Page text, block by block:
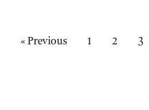
« Previous 1 2 3